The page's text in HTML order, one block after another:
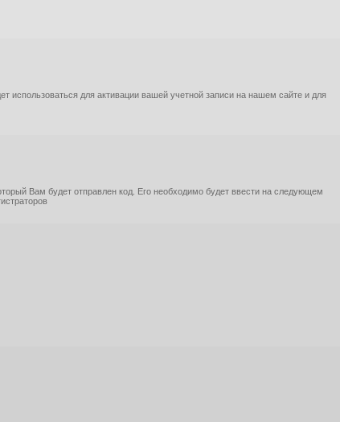
использоваться для активации вашей учетной записи на нашем сайте и для
Вам будет отправлен код. Его необходимо будет ввести на следующем